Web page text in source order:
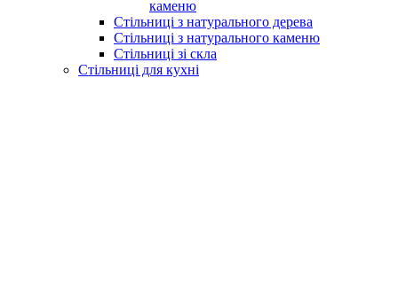
каменю
Стільниці з натурального дерева
Стільниці з натурального каменю
Стільниці зі скла
Стільниці для кухні